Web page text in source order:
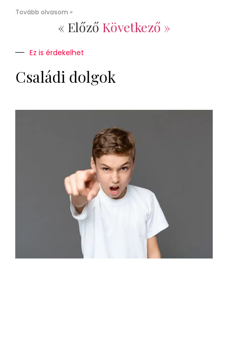
Tovább olvasom »
« Előző Következő »
Ez is érdekelhet
Családi dolgok